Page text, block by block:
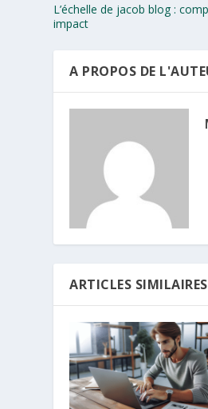
L’échelle de jacob blog :
impact
A PROPOS DE
ARTICLES SIMILAIRES